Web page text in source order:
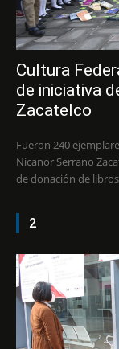
Cultura
de iniciativa
Zacatelco
Fueron 240
Nicanor Serrano Zacatelco, Tlax. Concluyó con gran éxito la campaña
de donación de
2